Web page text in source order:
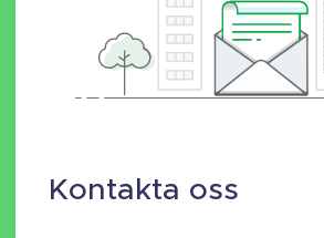
Kontakta oss